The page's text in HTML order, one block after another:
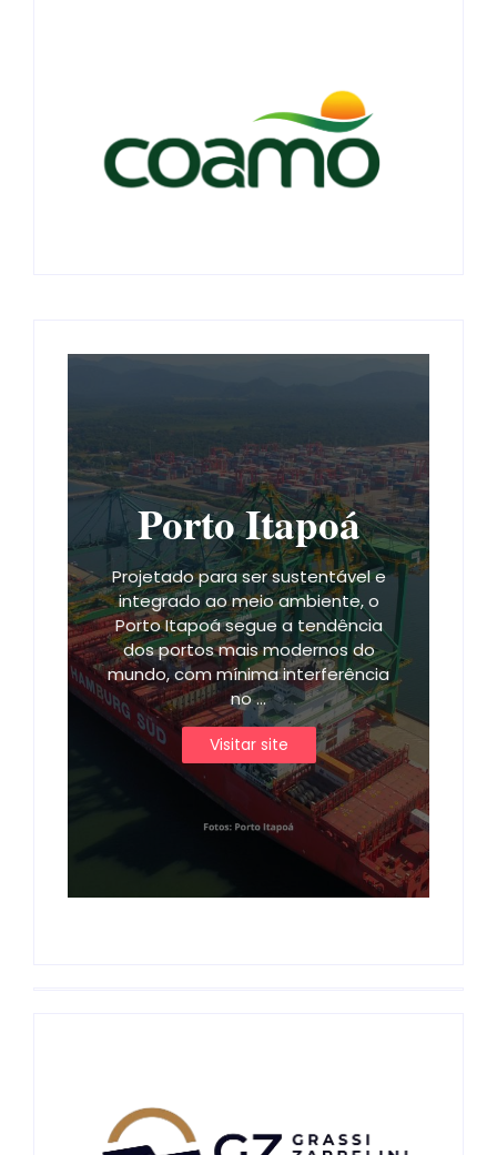
Porto Itapoá
Projetado para ser sustentável e
integrado ao meio ambiente, o
Porto Itapoá segue a tendência
dos portos mais modernos do
mundo, com mínima interferência
no ...
Visitar site